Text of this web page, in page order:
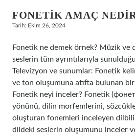
FONETIK AMAÇ
Tarih: Ekim 26, 2024
Fonetik ne demek örnek? Müzik ve
seslerin tüm ayrıntılarıyla
Televizyon ve sunumlar: Fonetik
ve ton oluşumuna atıfta bulunan
Fonetik neyi inceler? Fonetik
yönünü, dilin morfemlerini,
oluşturan fonemleri inceleyen
dildeki seslerin oluşumunu inceler